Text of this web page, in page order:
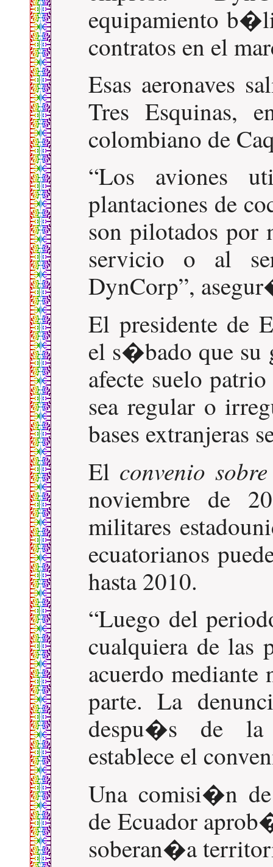
equipamiento
contratos en el
Esas aeronaves
Tres Esquinas,
colombiano de
Los aviones
plantaciones de
son pilotados por
servicio o al
DynCorp ,
El presidente de
el s�bado que
afecte suelo
sea regular o
bases extranjeras
El convenio
noviembre de
militares
ecuatorianos
hasta 2010.
Luego del
cualquiera de las
acuerdo
parte. La
despu�s de
establece el
Una comisi�n
de Ecuador
soberan�a